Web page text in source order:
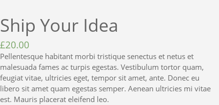
Ship Your Idea
£20.00
Pellentesque habitant morbi tristique senectus et netus et
malesuada fames ac turpis egestas. Vestibulum tortor quam,
feugiat vitae, ultricies eget, tempor sit amet, ante. Donec eu
libero sit amet quam egestas semper. Aenean ultricies mi vitae
est. Mauris placerat eleifend leo.